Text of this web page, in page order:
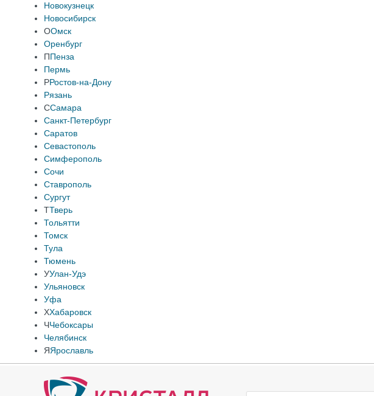
Новокузнецк
Новосибирск
ООмск
Оренбург
ППенза
Пермь
РРостов-на-Дону
Рязань
ССамара
Санкт-Петербург
Саратов
Севастополь
Симферополь
Сочи
Ставрополь
Сургут
ТТверь
Тольятти
Томск
Тула
Тюмень
УУлан-Удэ
Ульяновск
Уфа
ХХабаровск
ЧЧебоксары
Челябинск
ЯЯрославль